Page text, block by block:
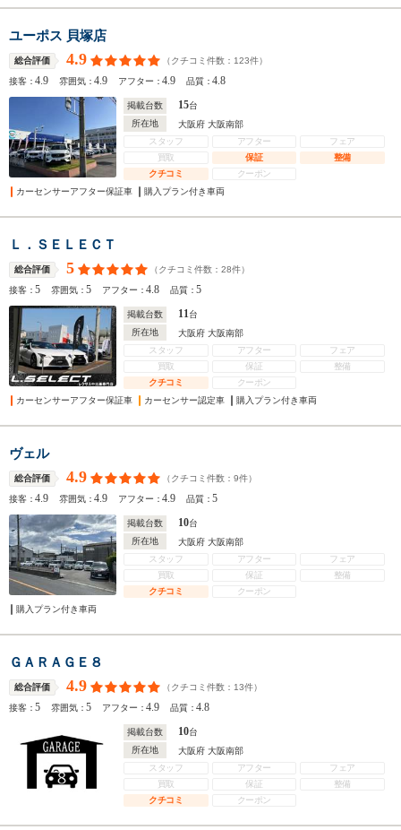
ユーポス 貝塚店
総合評価 4.9 （クチコミ件数： 123件）
接客：4.9 雰囲気：4.9 アフター：4.9 品質：4.8
掲載台数 15台
所在地
大阪府 大阪南部
スタッフ
アフター
フェア
買取
保証
整備
クチコミ
クーポン
カーセンサーアフター保証車
購入プラン付き車両
Ｌ．ＳＥＬＥＣＴ
総合評価 5 （クチコミ件数： 28件）
接客：5 雰囲気：5 アフター：4.8 品質：5
掲載台数 11台
所在地
大阪府 大阪南部
スタッフ
アフター
フェア
買取
保証
整備
クチコミ
クーポン
カーセンサーアフター保証車
カーセンサー認定車 購入プラン付き車両
ヴェル
総合評価 4.9 （クチコミ件数： 9件）
接客：4.9 雰囲気：4.9 アフター：4.9 品質：5
掲載台数 10台
所在地
大阪府 大阪南部
スタッフ
アフター
フェア
買取
保証
整備
クチコミ
クーポン
購入プラン付き車両
ＧＡＲＡＧＥ８
総合評価 4.9 （クチコミ件数： 13件）
接客：5 雰囲気：5 アフター：4.9 品質：4.8
掲載台数 10台
所在地
大阪府 大阪南部
スタッフ
アフター
フェア
買取
保証
整備
クチコミ
クーポン